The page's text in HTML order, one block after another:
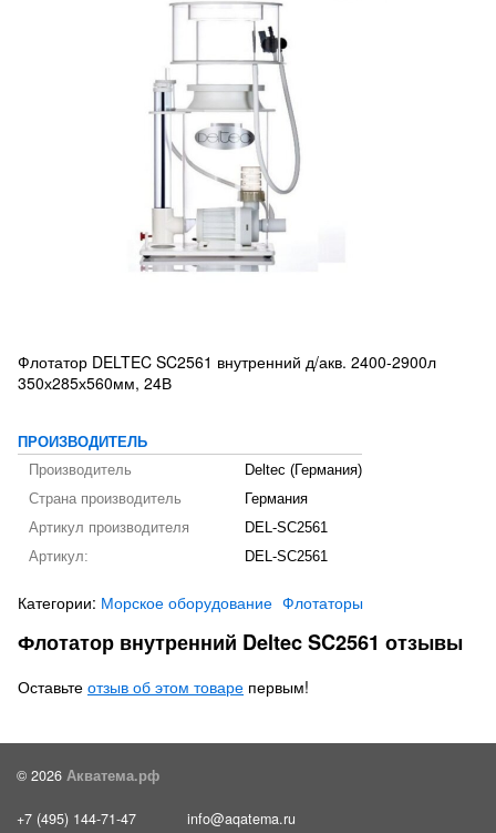
Флотатор DELTEC SC2561 внутренний д/акв. 2400-2900л
350х285х560мм, 24В
ПРОИЗВОДИТЕЛЬ
Производитель
Deltec (Германия)
Страна производитель
Германия
Артикул производителя
DEL-SC2561
Артикул:
DEL-SC2561
Категории: Морское оборудование Флотаторы
Флотатор внутренний Deltec SC2561 отзывы
Оставьте отзыв об этом товаре первым!
© 2026 Акватема.рф
+7 (495) 144-71-47 info@aqatema.ru